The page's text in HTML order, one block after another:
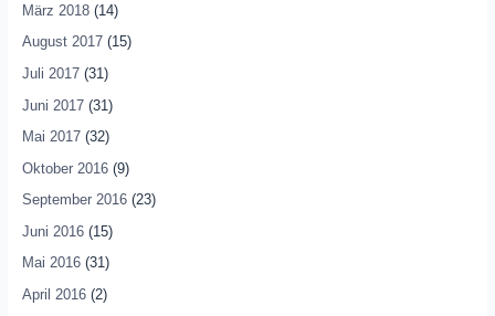
März 2018(14)
August 2017(15)
Juli 2017(31)
Juni 2017(31)
Mai 2017(32)
Oktober 2016(9)
September 2016(23)
Juni 2016(15)
Mai 2016(31)
April 2016(2)